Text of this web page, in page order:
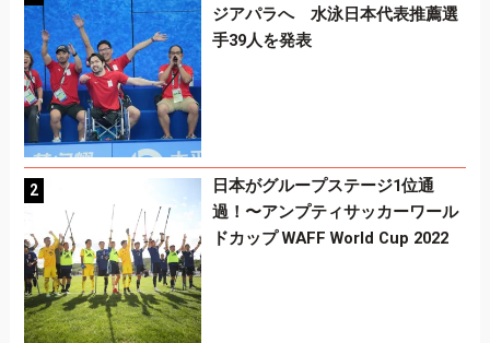
ジアパラへ 水泳日本代表推薦選
手39人を発表
日本がグループステージ1位通
過！〜アンプティサッカーワール
ドカップ WAFF World Cup 2022